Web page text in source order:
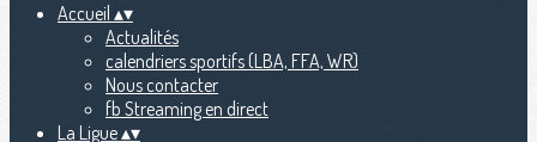
Accueil ▴▾
Actualités
calendriers sportifs (LBA, FFA, WR)
Nous contacter
fb Streaming en direct
La Ligue▴▾